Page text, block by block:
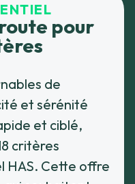
pour
de
et sérénité
et ciblé,
critères
HAS. Cette offre